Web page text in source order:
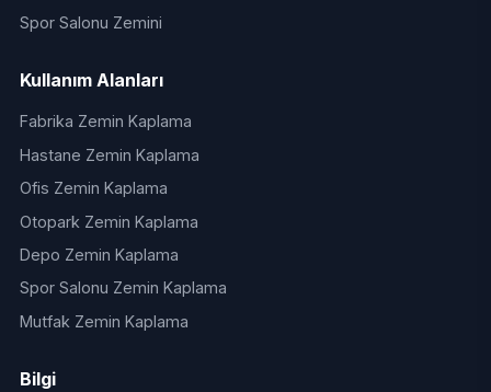
Spor Salonu Zemini
Kullanım Alanları
Fabrika Zemin Kaplama
Hastane Zemin Kaplama
Ofis Zemin Kaplama
Otopark Zemin Kaplama
Depo Zemin Kaplama
Spor Salonu Zemin Kaplama
Mutfak Zemin Kaplama
Bilgi